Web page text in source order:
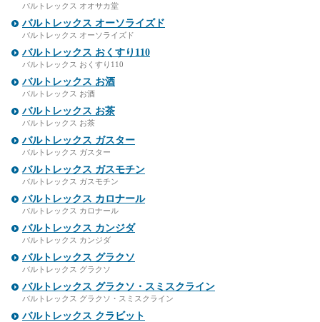
バルトレックス オオサカ堂
バルトレックス オーソライズド
バルトレックス オーソライズド
バルトレックス おくすり110
バルトレックス おくすり110
バルトレックス お酒
バルトレックス お酒
バルトレックス お茶
バルトレックス お茶
バルトレックス ガスター
バルトレックス ガスター
バルトレックス ガスモチン
バルトレックス ガスモチン
バルトレックス カロナール
バルトレックス カロナール
バルトレックス カンジダ
バルトレックス カンジダ
バルトレックス グラクソ
バルトレックス グラクソ
バルトレックス グラクソ・スミスクライン
バルトレックス グラクソ・スミスクライン
バルトレックス クラビット